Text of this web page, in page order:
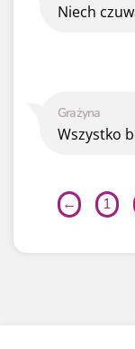
Grażyna
Wszystko
Niech
← 1